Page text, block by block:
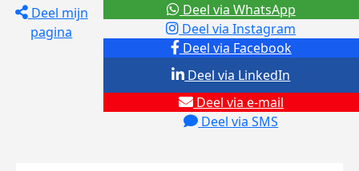
Deel mijn
pagina
Deel via Facebook
Deel via Instagram
Deel via e-mail
Deel via SMS
Deel via LinkedIn
Deel via WhatsApp